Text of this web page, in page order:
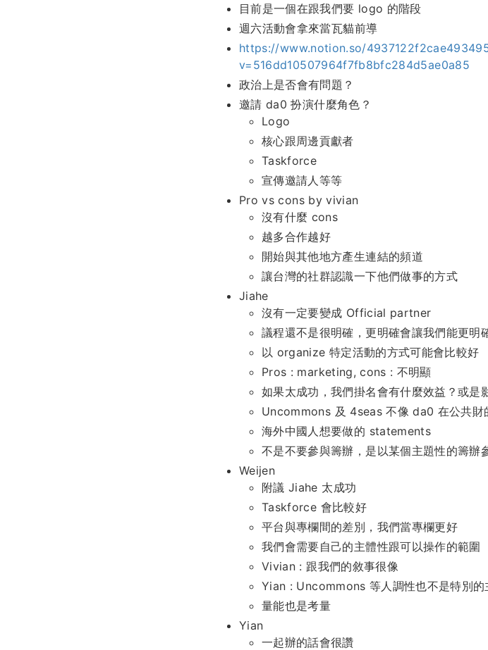
目前是一個在跟我們要 logo 的階段
週六活動會拿來當瓦貓前導
https://www.notion.so/
v=516dd10507964f7fb8bfc284d5ae0a85
政治上是否會有問題？
邀請 da0 扮演什麼角色？
Logo
核心跟周邊貢獻者
Taskforce
宣傳邀請人等等
Pro vs cons by vivian
沒有什麼 cons
越多合作越好
開始與其他地方產生連結的頻道
讓台灣的社群認識一下他們做事的方式
Jiahe
沒有一定要變成 Official partner
議程還不是很明確，更明確會讓我們能更明
以 organize 特定活動的方式可能會比較好
Pros : marketing, cons : 不明顯
如果太成功，我們掛名會有什麼效益？或是
Uncommons 及 4seas 不像 da0 在公共財
海外中國人想要做的 statements
不是不要參與籌辦，是以某個主題性的籌辦
Weijen
附議 Jiahe 太成功
Taskforce 會比較好
平台與專欄間的差別，我們當專欄更好
我們會需要自己的主體性跟可以操作的範圍
Vivian : 跟我們的敘事很像
Yian : Uncommons 等人調性也不是特別的
量能也是考量
Yian
一起辦的話會很讚